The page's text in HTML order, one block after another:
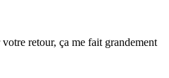
retour, ça me fait grandement